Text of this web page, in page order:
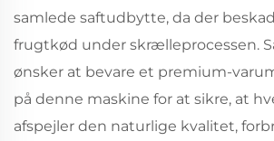
samlede saftudbytte, da der
frugtkød under skrælleprocessen.
ønsker at bevare et premium-
på denne maskine for at sikre, at
afspejler den naturlige kvalitet,